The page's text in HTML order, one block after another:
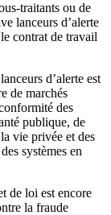
traitants ou de
lanceurs d’alerte
contrat de travail
d’alerte est
de marchés
des
publique, de
vie privée et des
systèmes en
de loi est encore
la fraude